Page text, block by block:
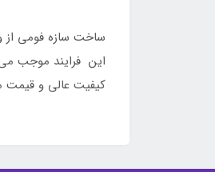
ساخت سازه فومی از
این فرایند موجب
کیفیت عالی و قیمت